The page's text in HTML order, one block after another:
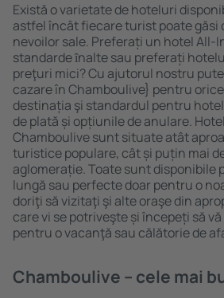
Există o varietate de hoteluri
astfel încât fiecare turist poate găsi
nevoilor sale. Preferați un hotel All-
standarde ȋnalte sau preferați
preţuri mici? Cu ajutorul nostru
cazare în Chamboulive} pentru
destinația şi standardul pentru
de plată și opțiunile de anulare.
Chamboulive sunt situate atât
turistice populare, cât și puțin mai
aglomerație. Toate sunt disponibile
lungă sau perfecte doar pentru o
doriţi să vizitaţi şi alte oraşe din
care vi se potriveşte și începeți să
pentru o vacanţă sau călătorie de
Chamboulive – cele mai